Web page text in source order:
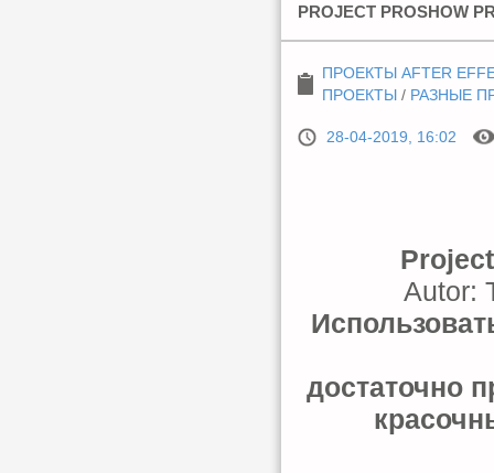
PROJECT PROSHOW
ПРОЕКТЫ AFTER
ПРОЕКТЫ / РАЗНЫЕ
28-04-2019, 16:02
Autor:
достаточно